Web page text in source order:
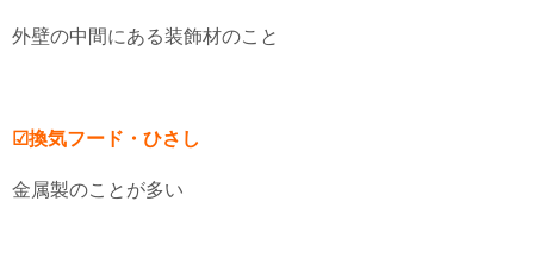
外壁の中間にある装飾材のこと
☑換気フード・ひさし
金属製のことが多い